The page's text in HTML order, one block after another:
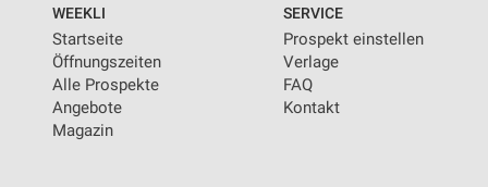
WEEKLI
Startseite
Öffnungszeiten
Alle Prospekte
Angebote
Magazin
SERVICE
Prospekt einstellen
Verlage
FAQ
Kontakt